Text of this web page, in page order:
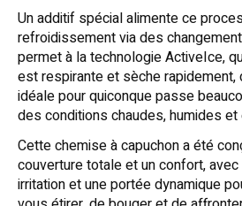
Un additif spécial alimente ce
refroidissement via des
permet à la technologie ActiveIce,
est respirante et sèche
idéale pour quiconque passe
des conditions chaudes, humides
Cette chemise à capuchon a été
couverture totale et un confort,
irritation et une portée dynamique